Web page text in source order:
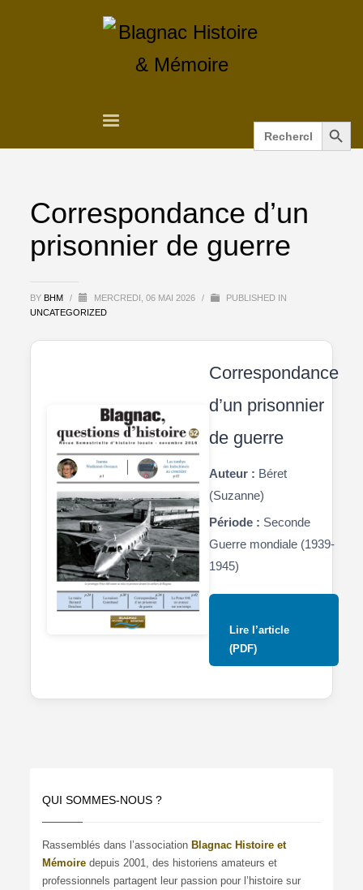
Search
for:
Search Button
Correspondance d’un
prisonnier de guerre
BY BHM / MERCREDI, 06 MAI 2026 /
PUBLISHED IN
UNCATEGORIZED
Correspondance
d’un prisonnier
de guerre
Auteur : Béret
(Suzanne)
Période : Seconde
Guerre mondiale (1939-
1945)
Lire l’article
(PDF)
QUI SOMMES-NOUS ?
Rassemblés dans l’associationBlagnac Histoire et
Mémoire depuis 2001, des historiens amateurs et
professionnels partagent leur passion pour l’histoire sur